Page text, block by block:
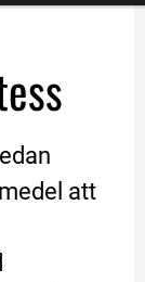
att